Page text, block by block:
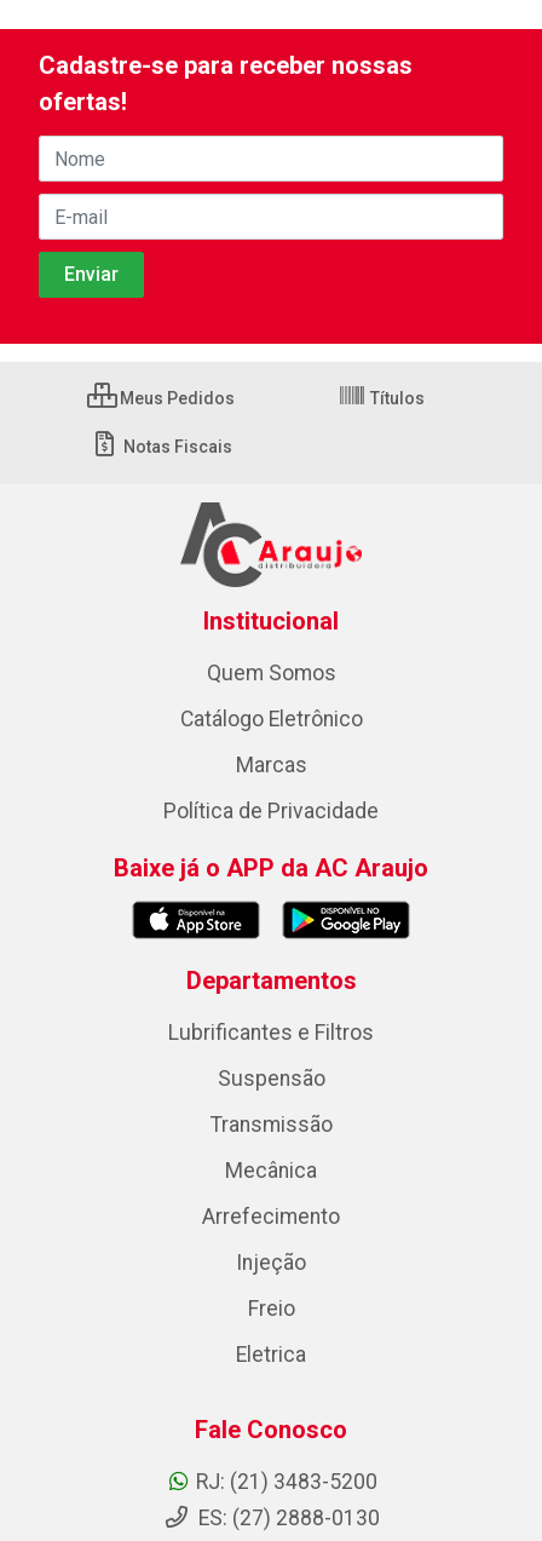
Cadastre-se para receber nossas
ofertas!
Meus Pedidos Títulos
Notas Fiscais
Institucional
Quem Somos
Catálogo Eletrônico
Marcas
Política de Privacidade
Baixe já o APP da AC Araujo
Departamentos
Lubrificantes e Filtros
Suspensão
Transmissão
Mecânica
Arrefecimento
Injeção
Freio
Eletrica
Fale Conosco
RJ: (21) 3483-5200
ES: (27) 2888-0130